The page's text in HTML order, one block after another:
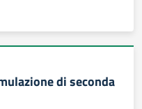
di seconda